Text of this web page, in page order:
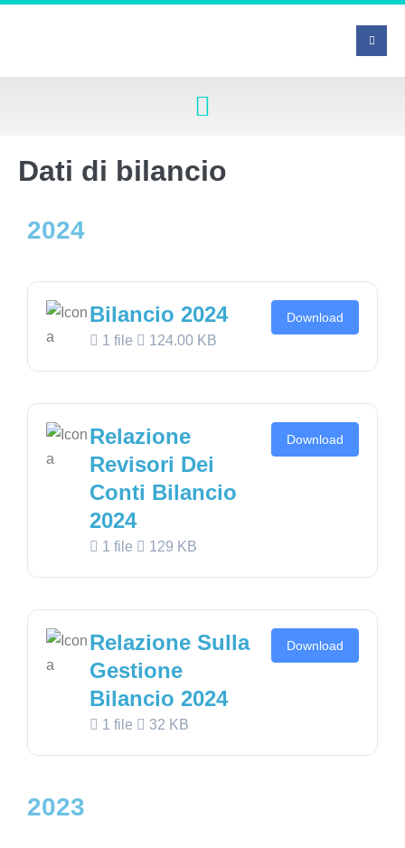
Dati di bilancio
2024
Bilancio 2024
1 file 124.00 KB
Download
Relazione
Revisori Dei
Conti Bilancio
2024
1 file 129 KB
Download
Relazione Sulla
Gestione
Bilancio 2024
1 file 32 KB
Download
2023